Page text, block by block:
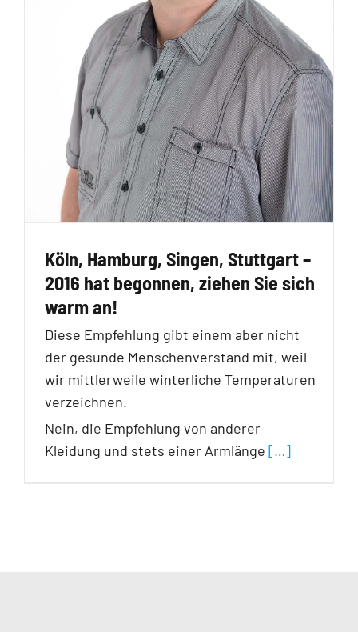
Köln, Hamburg, Singen, Stuttgart –
2016 hat begonnen, ziehen Sie sich
warm an!
Diese Empfehlung gibt einem aber nicht
der gesunde Menschenverstand mit, weil
wir mittlerweile winterliche Temperaturen
verzeichnen.
Nein, die Empfehlung von anderer
Kleidung und stets einer Armlänge […]